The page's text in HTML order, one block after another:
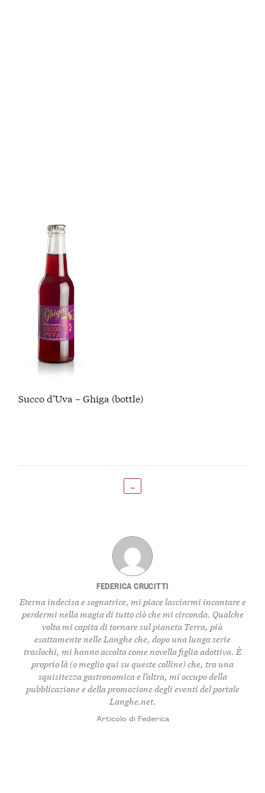
Succo d’Uva – Ghiga (bottle)
←
FEDERICA CRUCITTI
Eterna indecisa e sognatrice, mi piace lasciarmi incantare e
perdermi nella magia di tutto ciò che mi circonda. Qualche
volta mi capita di tornare sul pianeta Terra, più
esattamente nelle Langhe che, dopo una lunga serie
traslochi, mi hanno accolta come novella figlia adottiva. È
proprio là (o meglio qui su queste colline) che, tra una
squisitezza gastronomica e l’altra, mi occupo della
pubblicazione e della promozione degli eventi del portale
Langhe.net.
Articolo di Federica